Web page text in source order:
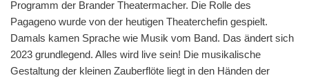
Programm der Brander Theatermacher. Die Rolle des
Pagageno wurde von der heutigen Theaterchefin gespielt.
Damals kamen Sprache wie Musik vom Band. Das ändert sich
2023 grundlegend. Alles wird live sein! Die musikalische
Gestaltung der kleinen Zauberflöte liegt in den Händen der